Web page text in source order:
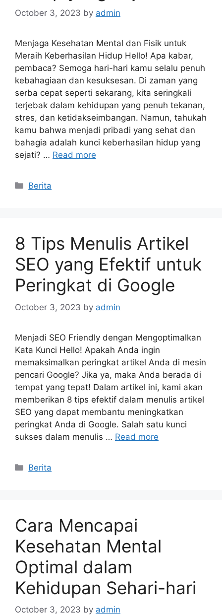
October 3, 2023 by admin
Menjaga Kesehatan Mental dan Fisik untuk
Meraih Keberhasilan Hidup Hello! Apa kabar,
pembaca? Semoga hari-hari kamu selalu penuh
kebahagiaan dan kesuksesan. Di zaman yang
serba cepat seperti sekarang, kita seringkali
terjebak dalam kehidupan yang penuh tekanan,
stres, dan ketidakseimbangan. Namun, tahukah
kamu bahwa menjadi pribadi yang sehat dan
bahagia adalah kunci keberhasilan hidup yang
sejati? … Read more
Categories
Berita
8 Tips Menulis Artikel
SEO yang Efektif untuk
Peringkat di Google
October 3, 2023 by admin
Menjadi SEO Friendly dengan Mengoptimalkan
Kata Kunci Hello! Apakah Anda ingin
memaksimalkan peringkat artikel Anda di mesin
pencari Google? Jika ya, maka Anda berada di
tempat yang tepat! Dalam artikel ini, kami akan
memberikan 8 tips efektif dalam menulis artikel
SEO yang dapat membantu meningkatkan
peringkat Anda di Google. Salah satu kunci
sukses dalam menulis … Read more
Categories
Berita
Cara Mencapai
Kesehatan Mental
Optimal dalam
Kehidupan Sehari-hari
October 3, 2023 by admin